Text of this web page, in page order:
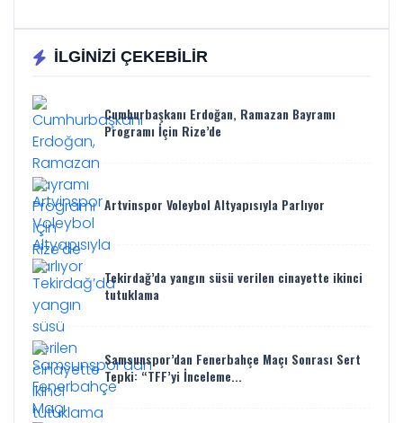
İLGİNİZİ ÇEKEBİLİR
Cumhurbaşkanı Erdoğan, Ramazan Bayramı
Programı İçin Rize’de
Artvinspor Voleybol Altyapısıyla Parlıyor
Tekirdağ’da yangın süsü verilen cinayette ikinci
tutuklama
Samsunspor’dan Fenerbahçe Maçı Sonrası Sert
Tepki: “TFF’yi İnceleme...